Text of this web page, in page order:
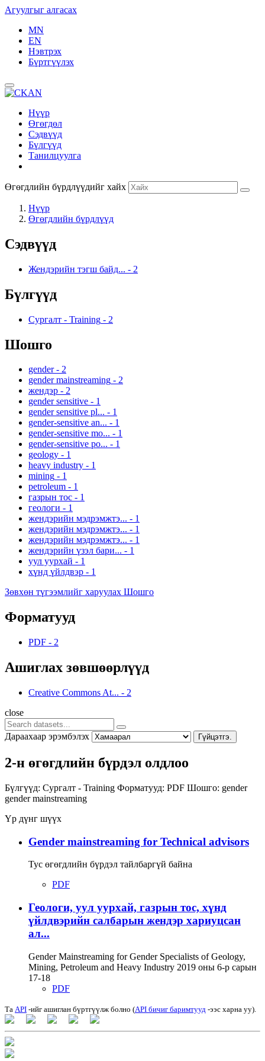
Агуулгыг алгасах
MN
EN
Нэвтрэх
Бүртгүүлэх
Нүүр
Өгөгдөл
Сэдвүүд
Бүлгүүд
Танилцуулга
Өгөгдлийн бүрдлүүдийг хайх
Нүүр
Өгөгдлийн бүрдлүүд
Сэдвүүд
Жендэрийн тэгш байд... - 2
Бүлгүүд
Сургалт - Training - 2
Шошго
gender - 2
gender mainstreaming - 2
жендэр - 2
gender sensitive - 1
gender sensitive pl... - 1
gender-sensitive an... - 1
gender-sensitive mo... - 1
gender-sensitive po... - 1
geology - 1
heavy industry - 1
mining - 1
petroleum - 1
газрын тос - 1
геологи - 1
жендэрийн мэдрэмжтэ... - 1
жендэрийн мэдрэмжтэ... - 1
жендэрийн мэдрэмжтэ... - 1
жендэрийн үзэл бари... - 1
уул уурхай - 1
хүнд үйлдвэр - 1
Зөвхөн түгээмлийг харуулах Шошго
Форматууд
PDF - 2
Ашиглах зөвшөөрлүүд
Creative Commons At... - 2
close
Дараахаар эрэмбэлэх Гүйцэтгэ.
2-н өгөгдлийн бүрдэл олдлоо
Бүлгүүд: Сургалт - Training Форматууд: PDF Шошго: gender
gender mainstreaming
Үр дүнг шүүх
Gender mainstreaming for Technical advisors
Тус өгөгдлийн бүрдэл тайлбаргүй байна
PDF
Геологи, уул уурхай, газрын тос, хүнд
үйлдвэрийн салбарын жендэр хариуцсан
ал...
Gender Mainstreaming for Gender Specialists of Geology,
Mining, Petroleum and Heavy Industry 2019 оны 6-р сарын
17-18
PDF
Та API -ийг ашиглан бүртгүүлж болно (API бичиг баримтууд -ээс харна уу).